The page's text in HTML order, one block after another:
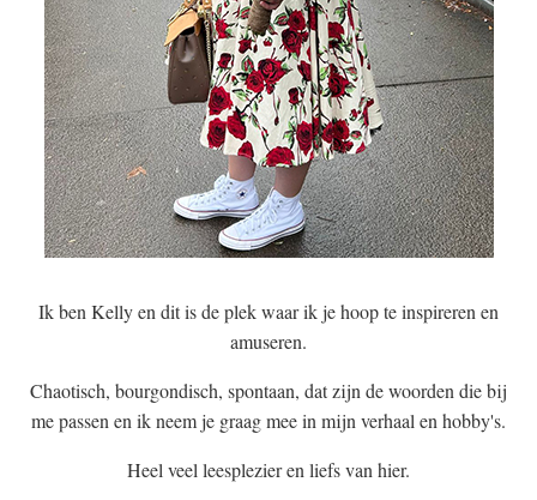
Ik ben Kelly en dit is de plek waar ik je hoop te inspireren en
amuseren.
Chaotisch, bourgondisch, spontaan, dat zijn de woorden die bij
me passen en ik neem je graag mee in mijn verhaal en hobby's.
Heel veel leesplezier en liefs van hier.